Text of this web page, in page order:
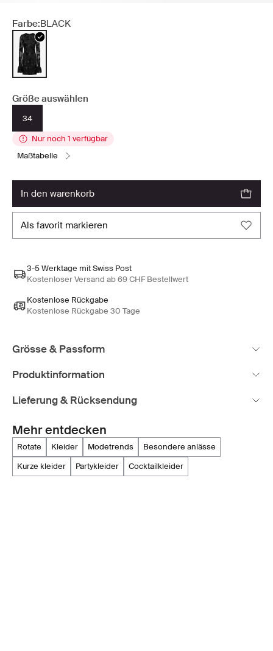
Farbe:BLACK
Größe auswählen
34
Nur noch 1 verfügbar
maßtabelle
in den warenkorb
als favorit markieren
3-5 Werktage mit Swiss Post
Kostenloser Versand ab 69 CHF Bestellwert
Kostenlose Rückgabe
Kostenlose Rückgabe 30 Tage
Grösse & Passform
Produktinformation
Lieferung & Rücksendung
Mehr entdecken
rotate kleider modetrends
besondere anlässe
kurze kleider
partykleider cocktailkleider